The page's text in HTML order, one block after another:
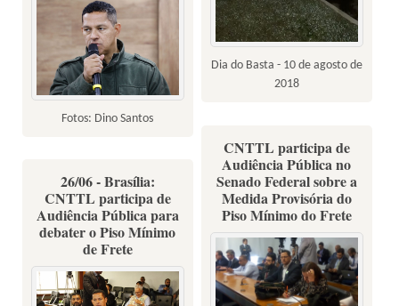
Dia do Basta - 10 de agosto de
2018
Fotos: Dino Santos
CNTTL participa de
Audiência Pública no
Senado Federal sobre a
Medida Provisória do
Piso Mínimo do Frete
26/06 - Brasília:
CNTTL participa de
Audiência Pública para
debater o Piso Mínimo
de Frete